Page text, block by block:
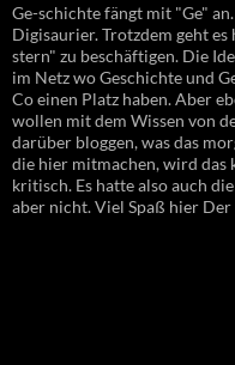
Ge-schichte fängt mit "Ge"
Digisaurier. Trotzdem geht
stern" zu beschäftigen. Die
im Netz wo Geschichte und
Co einen Platz haben. Aber
wollen mit dem Wissen von
darüber bloggen, was das
die hier mitmachen, wird das
kritisch. Es hatte also auch
aber nicht. Viel Spaß hier